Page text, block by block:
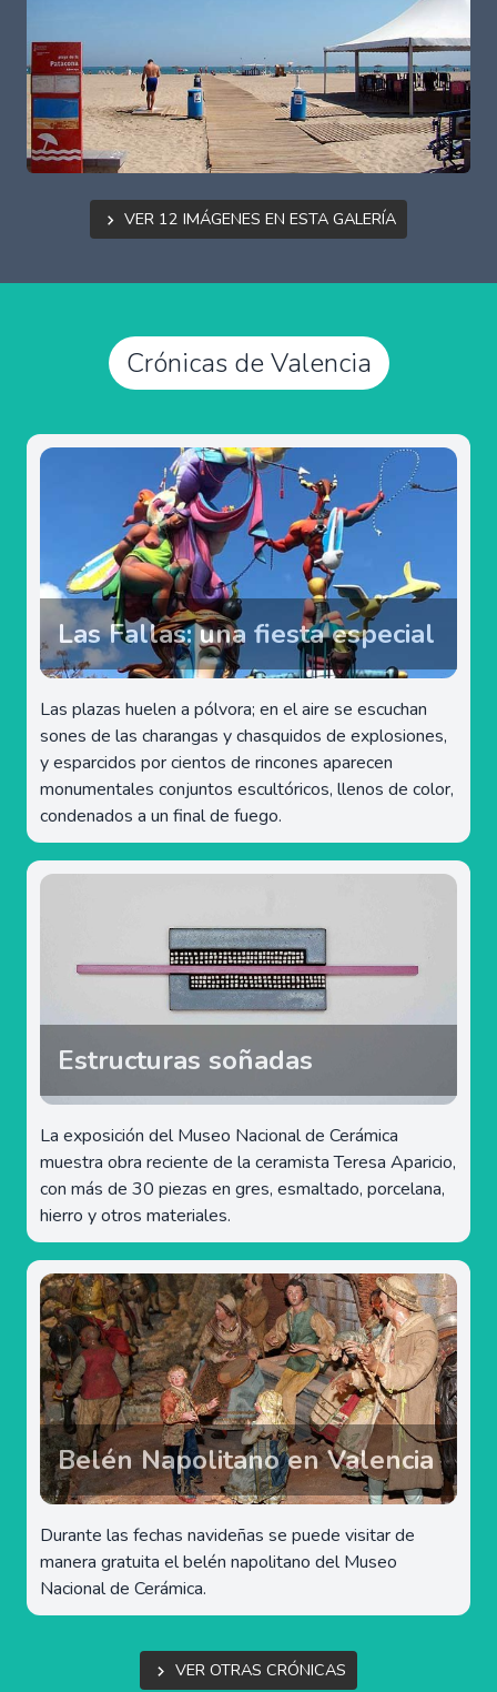
Ver 12 imágenes en esta galería
Crónicas de Valencia
Las Fallas: una fiesta especial
Las plazas huelen a pólvora; en el aire se escuchan
sones de las charangas y chasquidos de explosiones,
y esparcidos por cientos de rincones aparecen
monumentales conjuntos escultóricos, llenos de color,
condenados a un final de fuego.
Estructuras soñadas
La exposición del Museo Nacional de Cerámica
muestra obra reciente de la ceramista Teresa Aparicio,
con más de 30 piezas en gres, esmaltado, porcelana,
hierro y otros materiales.
Belén Napolitano en Valencia
Durante las fechas navideñas se puede visitar de
manera gratuita el belén napolitano del Museo
Nacional de Cerámica.
Ver otras crónicas